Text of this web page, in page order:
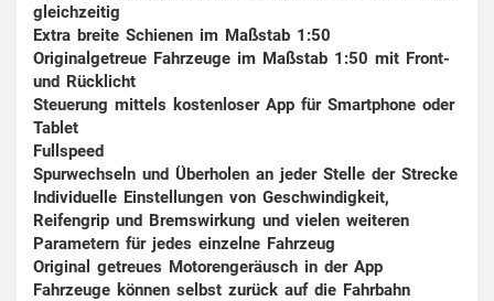
gleichzeitig
Extra breite Schienen im Maßstab 1:50
Originalgetreue Fahrzeuge im Maßstab 1:50 mit Front-
und Rücklicht
Steuerung mittels kostenloser App für Smartphone oder
Tablet
Fullspeed
Spurwechseln und Überholen an jeder Stelle der Strecke
Individuelle Einstellungen von Geschwindigkeit,
Reifengrip und Bremswirkung und vielen weiteren
Parametern für jedes einzelne Fahrzeug
Original getreues Motorengeräusch in der App
Fahrzeuge können selbst zurück auf die Fahrbahn